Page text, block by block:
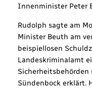
Innenminister Peter
Rudolph sagte am
Minister Beuth am
beispiellosen
Landeskriminalamt
Sicherheitsbehörden
Sündenbock erklärt.